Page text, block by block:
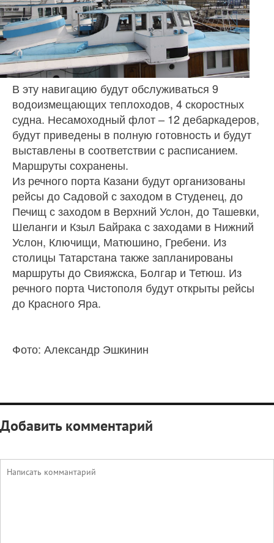
В эту навигацию будут обслуживаться 9
водоизмещающих теплоходов, 4 скоростных
судна. Несамоходный флот – 12 дебаркадеров,
будут приведены в полную готовность и будут
выставлены в соответствии с расписанием.
Маршруты сохранены.
Из речного порта Казани будут организованы
рейсы до Садовой с заходом в Студенец, до
Печищ с заходом в Верхний Услон, до Ташевки,
Шеланги и Кзыл Байрака с заходами в Нижний
Услон, Ключищи, Матюшино, Гребени. Из
столицы Татарстана также запланированы
маршруты до Свияжска, Болгар и Тетюш. Из
речного порта Чистополя будут открыты рейсы
до Красного Яра.
Фото: Александр Эшкинин
Добавить комментарий